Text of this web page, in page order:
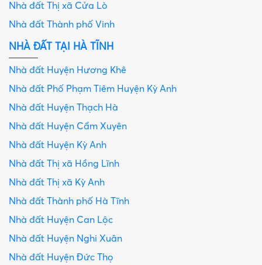
Nhà đất Thị xã Cửa Lò
Nhà đất Thành phố Vinh
NHÀ ĐẤT TẠI HÀ TĨNH
Nhà đất Huyện Hương Khê
Nhà đất Phố Phạm Tiêm Huyện Kỳ Anh
Nhà đất Huyện Thạch Hà
Nhà đất Huyện Cẩm Xuyên
Nhà đất Huyện Kỳ Anh
Nhà đất Thị xã Hồng Lĩnh
Nhà đất Thị xã Kỳ Anh
Nhà đất Thành phố Hà Tĩnh
Nhà đất Huyện Can Lộc
Nhà đất Huyện Nghi Xuân
Nhà đất Huyện Đức Thọ